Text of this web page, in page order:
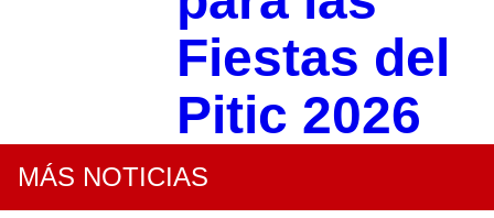
Fiestas del
Pitic 2026
MÁS NOTICIAS